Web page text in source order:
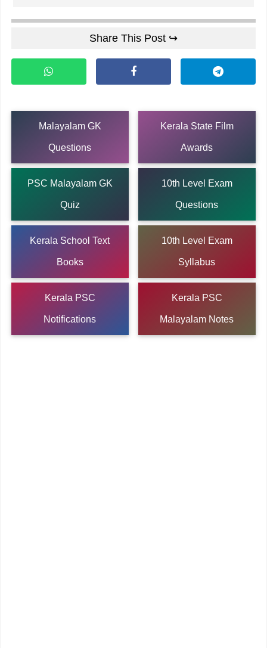
Share This Post ↪
Malayalam GK
Questions
Kerala State Film
Awards
PSC Malayalam GK
Quiz
10th Level Exam
Questions
Kerala School Text
Books
10th Level Exam
Syllabus
Kerala PSC
Notifications
Kerala PSC
Malayalam Notes